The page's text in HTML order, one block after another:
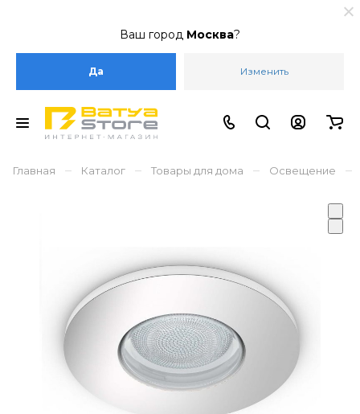
Ваш город Москва?
Да Изменить
Главная – Каталог – Товары для дома – Освещение –